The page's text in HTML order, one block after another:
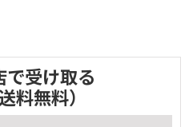
で受け取る
送料無料）